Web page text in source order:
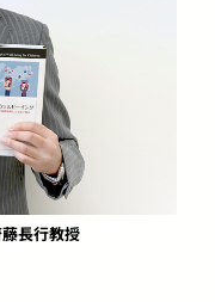
長行教授